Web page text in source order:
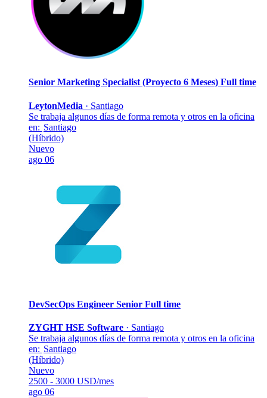
Senior Marketing Specialist (Proyecto 6 Meses) Full time
LeytonMedia · Santiago
Se trabaja algunos días de forma remota y otros en la oficina
en: Santiago
(Híbrido)
Nuevo
ago 06
DevSecOps Engineer Senior Full time
ZYGHT HSE Software · Santiago
Se trabaja algunos días de forma remota y otros en la oficina
en: Santiago
(Híbrido)
Nuevo
2500 - 3000 USD/mes
ago 06